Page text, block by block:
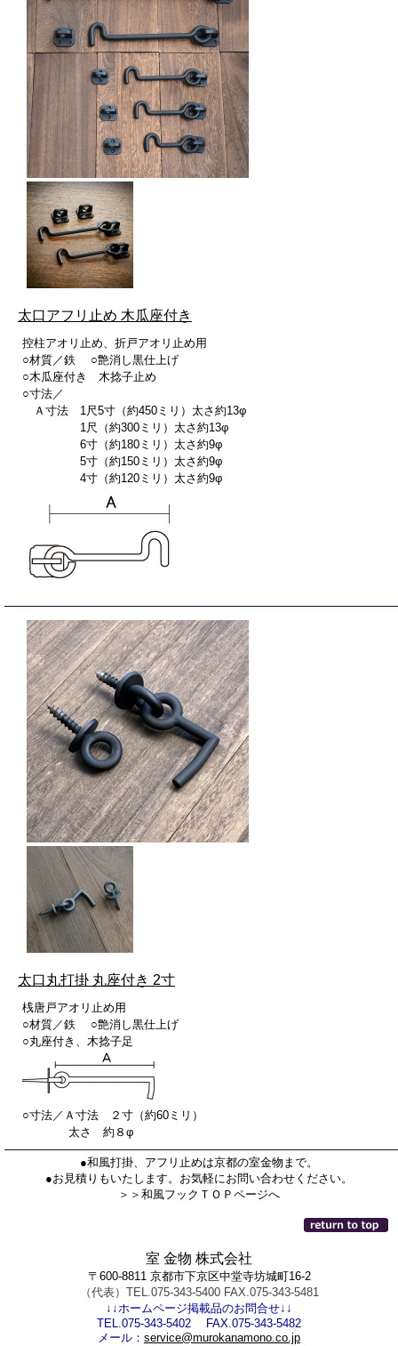
太口アフリ止め 木瓜座付き
控柱アオリ止め、折戸アオリ止め用
○材質／鉄 ○艶消し黒仕上げ
○木瓜座付き 木捻子止め
○寸法／
Ａ寸法 1尺5寸（約450ミリ）太さ約13φ
1尺（約300ミリ）太さ約13φ
6寸（約180ミリ）太さ約9φ
5寸（約150ミリ）太さ約9φ
4寸（約120ミリ）太さ約9φ
太口丸打掛 丸座付き 2寸
桟唐戸アオリ止め用
○材質／鉄 ○艶消し黒仕上げ
○丸座付き、木捻子足
○寸法／Ａ寸法 ２寸（約60ミリ）
太さ 約８φ
●和風打掛、アフリ止めは京都の室金物まで。
●お見積りもいたします。お気軽にお問い合わせください。
＞＞和風フックＴＯＰページへ
室 金物 株式会社
〒600-8811 京都市下京区中堂寺坊城町16-2
（代表）TEL.075-343-5400 FAX.075-343-5481
↓↓ホームページ掲載品のお問合せ↓↓
TEL.075-343-5402 FAX.075-343-5482
メール： service@murokanamono.co.jp